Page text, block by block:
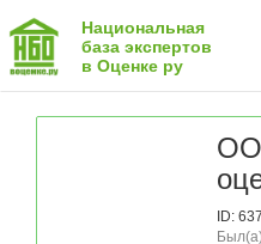
Национальная
база экспертов
в Оценке ру
ID: 637